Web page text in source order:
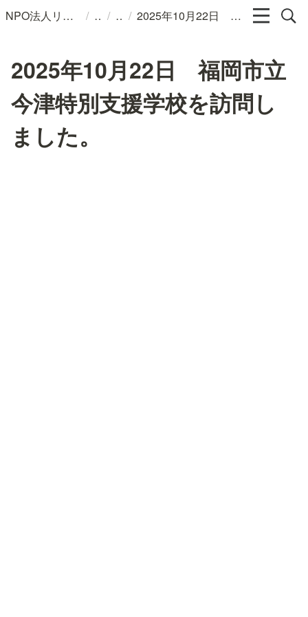
NPO法人リンパカフェ / / / 2025年10月22日 福岡市立今津特別支援学校を訪問しました。
2025年10月22日 福岡市立
今津特別支援学校を訪問し
ました。